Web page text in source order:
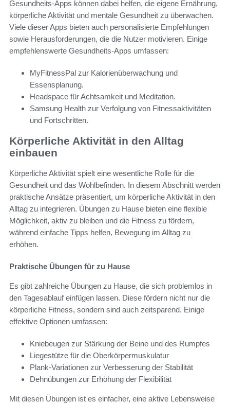
Gesundheits-Apps können dabei helfen, die eigene Ernährung,
körperliche Aktivität und mentale Gesundheit zu überwachen.
Viele dieser Apps bieten auch personalisierte Empfehlungen
sowie Herausforderungen, die die Nutzer motivieren. Einige
empfehlenswerte Gesundheits-Apps umfassen:
MyFitnessPal zur Kalorienüberwachung und
Essensplanung.
Headspace für Achtsamkeit und Meditation.
Samsung Health zur Verfolgung von Fitnessaktivitäten
und Fortschritten.
Körperliche Aktivität in den Alltag
einbauen
Körperliche Aktivität spielt eine wesentliche Rolle für die
Gesundheit und das Wohlbefinden. In diesem Abschnitt werden
praktische Ansätze präsentiert, um körperliche Aktivität in den
Alltag zu integrieren. Übungen zu Hause bieten eine flexible
Möglichkeit, aktiv zu bleiben und die Fitness zu fördern,
während einfache Tipps helfen, Bewegung im Alltag zu
erhöhen.
Praktische Übungen für zu Hause
Es gibt zahlreiche Übungen zu Hause, die sich problemlos in
den Tagesablauf einfügen lassen. Diese fördern nicht nur die
körperliche Fitness, sondern sind auch zeitsparend. Einige
effektive Optionen umfassen:
Kniebeugen zur Stärkung der Beine und des Rumpfes
Liegestütze für die Oberkörpermuskulatur
Plank-Variationen zur Verbesserung der Stabilität
Dehnübungen zur Erhöhung der Flexibilität
Mit diesen Übungen ist es einfacher, eine aktive Lebensweise